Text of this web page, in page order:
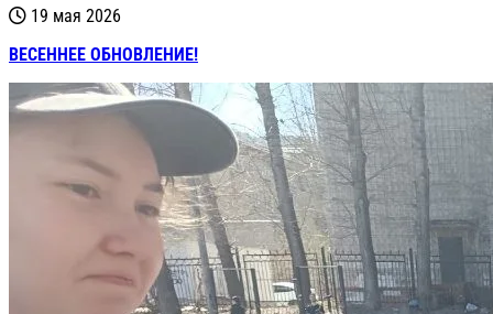
19 мая 2026
ВЕСЕННЕЕ ОБНОВЛЕНИЕ!